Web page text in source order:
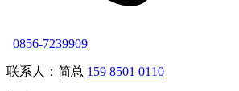
0856-7239909
联系人：简总 159 8501 0110